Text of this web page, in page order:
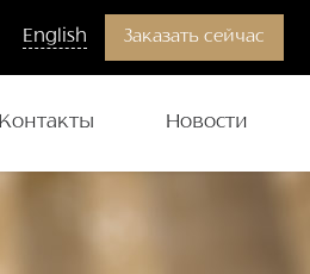
English Заказать сейчас
Контакты Новости